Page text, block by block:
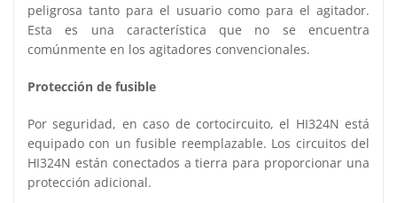
peligrosa tanto para el usuario como para el agitador.
Esta es una característica que no se encuentra
comúnmente en los agitadores convencionales.
Protección de fusible
Por seguridad, en caso de cortocircuito, el HI324N está
equipado con un fusible reemplazable. Los circuitos del
HI324N están conectados a tierra para proporcionar una
protección adicional.